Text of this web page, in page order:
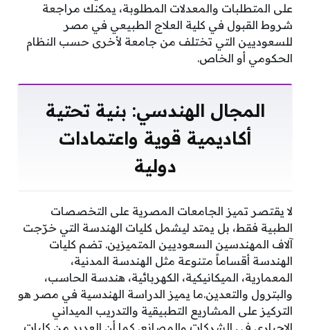
على المتطلبات والمعدلات المطلوبة، يمكنك مراجعة
شروط القبول في كلية العلاج الطبيعي في مصر
للسعوديين التي تختلف من جامعة لأخرى حسب النظام
الحكومي أو الخاص.
المجال الهندسي: بنية تحتية
أكاديمية قوية واعتمادات
دولية
لا يقتصر تميز الجامعات المصرية على التخصصات
الطبية فقط، بل يمتد ليشمل كليات الهندسة التي خرّجت
آلاف المهندسين السعوديين المتميزين. تضم كليات
الهندسة أقساماً متنوعة مثل الهندسة المدنية،
المعمارية، الميكانيكية، الكهربائية، هندسة الحاسب،
والبترول والتعدين.ما يميز الدراسة الهندسية في مصر هو
التركيز على المشاريع التطبيقية والتدريب الميداني